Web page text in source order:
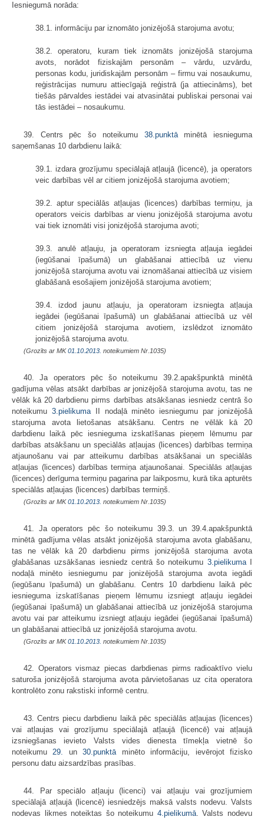
Iesniegumā norāda:
38.1. informāciju par iznomāto jonizējošā starojuma avotu;
38.2. operatoru, kuram tiek iznomāts jonizējošā starojuma
avots, norādot fiziskajām personām – vārdu, uzvārdu,
personas kodu, juridiskajām personām – firmu vai nosaukumu,
reģistrācijas numuru attiecīgajā reģistrā (ja attiecināms), bet
tiešās pārvaldes iestādei vai atvasinātai publiskai personai vai
tās iestādei – nosaukumu.
39. Centrs pēc šo noteikumu 38.punktāminētā iesnieguma
saņemšanas 10 darbdienu laikā:
39.1. izdara grozījumu speciālajā atļaujā (licencē), ja operators
veic darbības vēl ar citiem jonizējošā starojuma avotiem;
39.2. aptur speciālās atļaujas (licences) darbības termiņu, ja
operators veicis darbības ar vienu jonizējošā starojuma avotu
vai tiek iznomāti visi jonizējošā starojuma avoti;
39.3. anulē atļauju, ja operatoram izsniegta atļauja iegādei
(iegūšanai īpašumā) un glabāšanai attiecībā uz vienu
jonizējošā starojuma avotu vai iznomāšanai attiecībā uz visiem
glabāšanā esošajiem jonizējošā starojuma avotiem;
39.4. izdod jaunu atļauju, ja operatoram izsniegta atļauja
iegādei (iegūšanai īpašumā) un glabāšanai attiecībā uz vēl
citiem jonizējošā starojuma avotiem, izslēdzot iznomāto
jonizējošā starojuma avotu.
(Grozīts ar MK01.10.2013. noteikumiem Nr.1035)
40. Ja operators pēc šo noteikumu 39.2.apakšpunktā minētā
gadījuma vēlas atsākt darbības ar jonizējošā starojuma avotu, tas ne
vēlāk kā 20 darbdienu pirms darbības atsākšanas iesniedz centrā šo
noteikumu 3.pielikumaII nodaļā minēto iesniegumu par jonizējošā
starojuma avota lietošanas atsākšanu. Centrs ne vēlāk kā 20
darbdienu laikā pēc iesnieguma izskatīšanas pieņem lēmumu par
darbības atsākšanu un speciālās atļaujas (licences) darbības termiņa
atjaunošanu vai par atteikumu darbības atsākšanai un speciālās
atļaujas (licences) darbības termiņa atjaunošanai. Speciālās atļaujas
(licences) derīguma termiņu pagarina par laikposmu, kurā tika apturēts
speciālās atļaujas (licences) darbības termiņš.
(Grozīts ar MK01.10.2013. noteikumiem Nr.1035)
41. Ja operators pēc šo noteikumu 39.3. un 39.4.apakšpunktā
minētā gadījuma vēlas atsākt jonizējošā starojuma avota glabāšanu,
tas ne vēlāk kā 20 darbdienu pirms jonizējošā starojuma avota
glabāšanas uzsākšanas iesniedz centrā šo noteikumu 3.pielikumaI
nodaļā minēto iesniegumu par jonizējošā starojuma avota iegādi
(iegūšanu īpašumā) un glabāšanu. Centrs 10 darbdienu laikā pēc
iesnieguma izskatīšanas pieņem lēmumu izsniegt atļauju iegādei
(iegūšanai īpašumā) un glabāšanai attiecībā uz jonizējošā starojuma
avotu vai par atteikumu izsniegt atļauju iegādei (iegūšanai īpašumā)
un glabāšanai attiecībā uz jonizējošā starojuma avotu.
(Grozīts ar MK01.10.2013. noteikumiem Nr.1035)
42. Operators vismaz piecas darbdienas pirms radioaktīvo vielu
saturoša jonizējošā starojuma avota pārvietošanas uz cita operatora
kontrolēto zonu rakstiski informē centru.
43. Centrs piecu darbdienu laikā pēc speciālās atļaujas (licences)
vai atļaujas vai grozījumu speciālajā atļaujā (licencē) vai atļaujā
izsniegšanas ievieto Valsts vides dienesta tīmekļa vietnē šo
noteikumu29. un30.punktāminēto informāciju, ievērojot fizisko
personu datu aizsardzības prasības.
44. Par speciālo atļauju (licenci) vai atļauju vai grozījumiem
speciālajā atļaujā (licencē) iesniedzējs maksā valsts nodevu. Valsts
nodevas likmes noteiktas šo noteikumu 4.pielikumā. Valsts nodevu